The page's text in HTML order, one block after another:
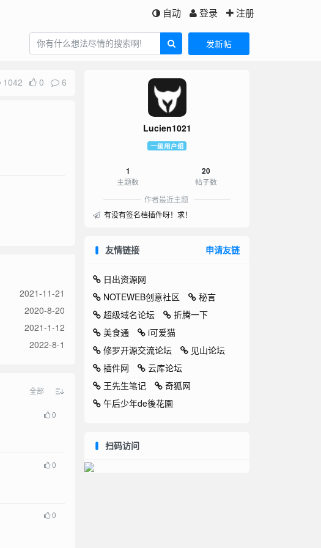
自动 登录 注册
发新帖
1042 0 6
2021-11-21
2020-8-20
2021-1-12
2022-8-1
全部
0
0
0
Lucien1021
一级用户组
1
主题数
20
帖子数
作者最近主题
有没有签名档插件呀！求！
友情链接 申请友链
日出资源网
NOTEWEB创意社区
秘言
超级域名论坛
折腾一下
美食通
i可爱猫
修罗开源交流论坛
见山论坛
插件网
云库论坛
王先生笔记
奇狐网
午后少年de後花園
扫码访问